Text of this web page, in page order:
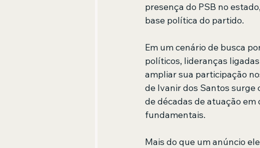
presença do PSB no
base política do partido.
Em um cenário de busca
políticos, lideranças
ampliar sua participação
de Ivanir dos Santos
de décadas de atuação em
fundamentais.
Mais do que um anúncio